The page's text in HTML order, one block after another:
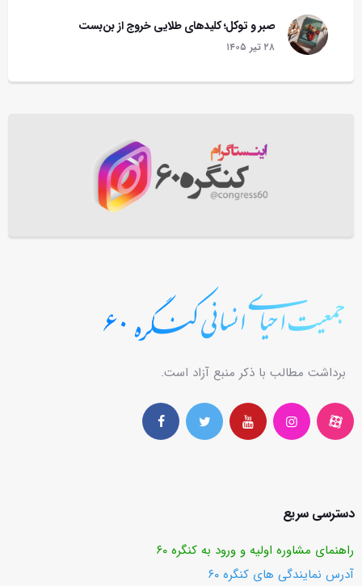
صبر و توکل؛ کلیدهای طلایی خروج از بن‌بست
۲۸ تير ۱۴۰۵
برداشت مطالب با ذکر منبع آزاد است.
دسترسی سریع
راهنمای مشاوره اولیه و ورود به کنگره ۶۰
آدرس نمایندگی های کنگره ۶۰